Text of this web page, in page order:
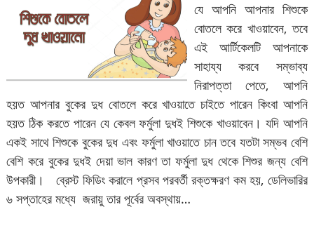
যে আপনি আপনার শিশুকে
বোতলে করে খাওয়াবেন, তবে
এই আর্টিকেলটি আপনাকে
সাহায্য করবে সম্ভাব্য
নিরাপত্তা পেতে, আপনি
হয়ত আপনার বুকের দুধ বোতলে করে খাওয়াতে চাইতে পারেন কিংবা আপনি
হয়ত ঠিক করতে পারেন যে কেবল ফর্মুলা দুধই শিশুকে খাওয়াবেন। যদি আপনি
একই সাথে শিশুকে বুকের দুধ এবং ফর্মুলা খাওয়াতে চান তবে যতটা সম্ভব বেশি
বেশি করে বুকের দুধই দেয়া ভাল কারণ তা ফর্মুলা দুধ থেকে শিশুর জন্য বেশি
উপকারী। ব্রেস্ট ফিডিং করালে প্রসব পরবর্তী রক্তক্ষরণ কম হয়, ডেলিভারির
৬ সপ্তাহের মধ্যে জরায়ু তার পূর্বের অবস্থায়…